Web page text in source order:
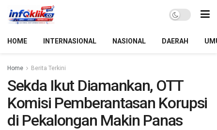
HOME INTERNASIONAL NASIONAL DAERAH
Home Berita Terkini
Sekda Ikut Diamankan, OTT
Komisi Pemberantasan Korupsi
di Pekalongan Makin Panas